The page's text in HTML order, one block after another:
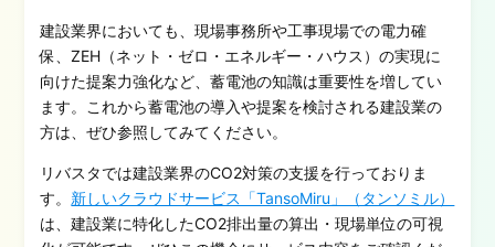
建設業界においても、現場事務所や工事現場での電力確
保、ZEH（ネット・ゼロ・エネルギー・ハウス）の実現に
向けた提案力強化など、蓄電池の知識は重要性を増してい
ます。これから蓄電池の導入や提案を検討される建設業の
方は、ぜひ参照してみてください。
リバスタでは建設業界のCO2対策の支援を行っておりま
す。 新しいクラウドサービス「TansoMiru」（タンソミル）
は、建設業に特化したCO2排出量の算出・現場単位の可視